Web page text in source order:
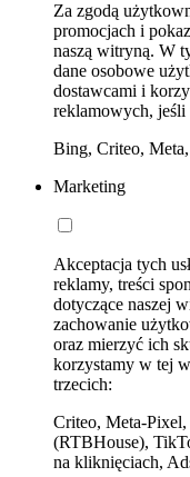
Za zgodą
promocjach i
naszą witryną. W
dane osobowe
dostawcami i
reklamowych, jeśli
Bing, Criteo,
Marketing
Akceptacja tych
reklamy, treści
dotyczące naszej
zachowanie
oraz mierzyć ich
korzystamy w tej
trzecich:
Criteo, Meta-
(RTBHouse),
na kliknięciach,